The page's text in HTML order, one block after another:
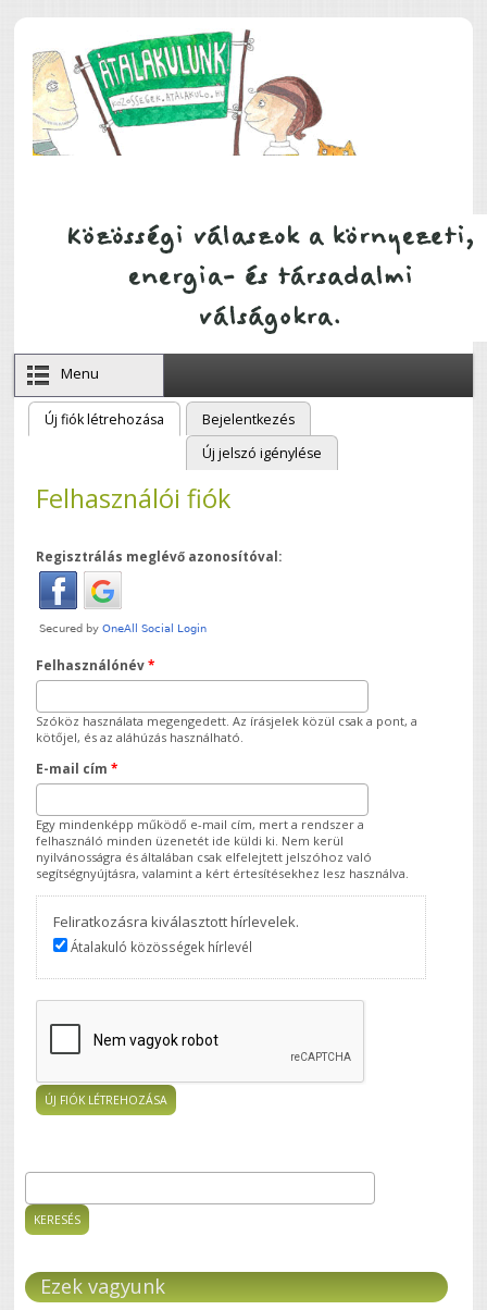
Menu
Elsődleges fülek
Új fiók létrehozása (aktív fül)Bejelentkezés
Új jelszó igénylése
Felhasználói fiók
Regisztrálás meglévő azonosítóval:
Felhasználónév*
Szóköz használata megengedett. Az írásjelek közül csak a pont, a
kötőjel, és az aláhúzás használható.
E-mail cím*
Egy mindenképp működő e-mail cím, mert a rendszer a
felhasználó minden üzenetét ide küldi ki. Nem kerül
nyilvánosságra és általában csak elfelejtett jelszóhoz való
segítségnyújtásra, valamint a kért értesítésekhez lesz használva.
Feliratkozásra kiválasztott hírlevelek.
Átalakuló közösségek hírlevél
Keresés űrlap
Ezek vagyunk